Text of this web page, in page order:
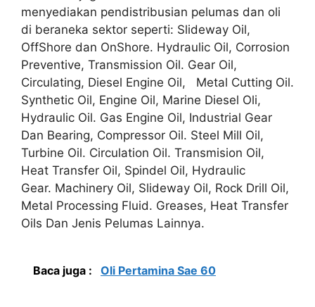
menyediakan pendistribusian pelumas dan oli
di beraneka sektor seperti: Slideway Oil,
OffShore dan OnShore. Hydraulic Oil, Corrosion
Preventive, Transmission Oil. Gear Oil,
Circulating, Diesel Engine Oil, Metal Cutting Oil.
Synthetic Oil, Engine Oil, Marine Diesel Oli,
Hydraulic Oil. Gas Engine Oil, Industrial Gear
Dan Bearing, Compressor Oil. Steel Mill Oil,
Turbine Oil. Circulation Oil. Transmision Oil,
Heat Transfer Oil, Spindel Oil, Hydraulic
Gear. Machinery Oil, Slideway Oil, Rock Drill Oil,
Metal Processing Fluid. Greases, Heat Transfer
Oils Dan Jenis Pelumas Lainnya.
Baca juga : Oli Pertamina Sae 60